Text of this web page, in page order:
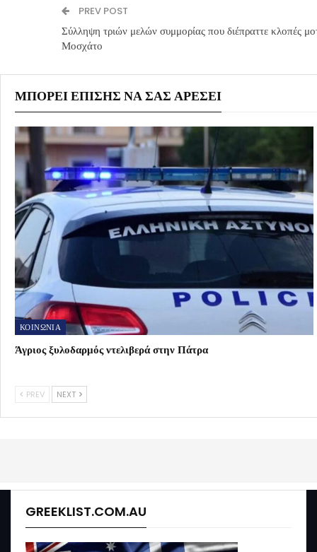
PREV POST
Σύλληψη τριών μελών συμμορίας που διέπραττε κλοπές
Μοσχάτο
ΜΠΟΡΕΊ ΕΠΊΣΗΣ ΝΑ ΣΑΣ ΑΡΈΣΕΙ
ΚΟΙΝΩΝΙΑ
Άγριος ξυλοδαρμός ντελιβερά στην Πάτρα
PREV NEXT
GREEKLIST.COM.AU